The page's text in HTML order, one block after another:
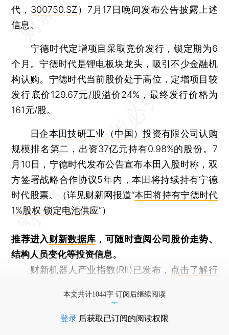
代， 300750.SZ ）7月17日晚间发布公告披露上述
信息。
宁德时代定增项目采取竞价发行，锁定期为6
个月。宁德时代是锂电板块龙头，吸引不少金融机
构认购。宁德时代当前股价处于高位，定增项目较
发行底价129.67元/股溢价24%，最终发行价格为
161元/股。
日企本田技研工业（中国）投资有限公司认购
规模排名第二，出资37亿元持有0.98%的股份。7
月10日，宁德时代发布公告宣布本田入股时称，双
方签署战略合作协议5年内，本田将持续持有宁德
时代股票。（详见财新网报道“本田将持有宁德时代
1%股权 锁定电池供应”）
推荐进入财新数据库 ，可随时查阅公司股价走势、
结构人员变化等投资信息。
财新机器人产业指数(RII)已发布， 点击了解行
本文共计1044字 订阅后继续阅读
登录 后获取已订阅的阅读权限